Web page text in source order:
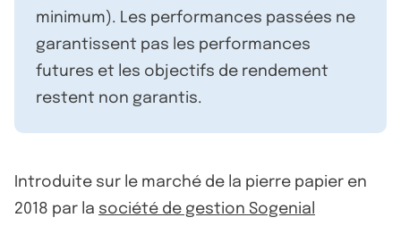
minimum). Les performances passées ne
garantissent pas les performances
futures et les objectifs de rendement
restent non garantis.
Introduite sur le marché de la pierre papier en
2018 par la société de gestion Sogenial